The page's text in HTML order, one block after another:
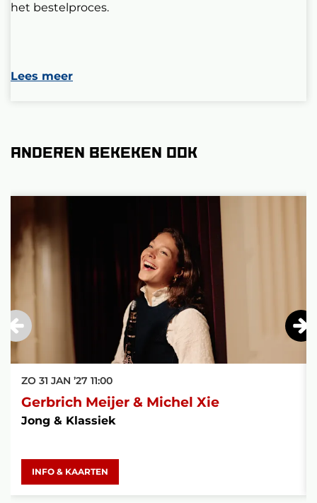
het bestelproces.
Lees meer
Anderen bekeken ook
Gerbrich Meijer & Michel Xie
Jong & Klassiek
ZO 31 JAN ’27 11:00
INFO & KAARTEN